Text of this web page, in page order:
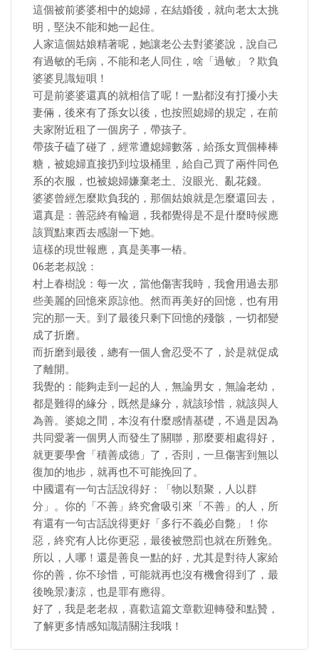
這個被前婆婆相中的媳婦，在結婚後，就向老太太挑
明，堅決不能和她一起住。
人家這個姑娘精著呢，她讓老公去對婆婆說，說自己
有過敏的毛病，不能和老人同住，啥「過敏」？欺負
婆婆見識短唄！
可是前婆婆還真的就相信了呢！一點都沒有打擾小夫
妻倆，後來有了孫女以後，也按照媳婦的規定，在前
夫家附近租了一個房子，帶孩子。
帶孩子磕了碰了，經常遭媳婦數落，給孫女買個棒棒
糖，被媳婦直接扔到垃圾桶里，給自己買了兩件同色
系的衣服，也被媳婦嫌棄老土、沒眼光、亂花錢。
婆婆曾經怎麼欺負我的，那個姑娘就是怎麼還回去，
還真是：善惡終有輪迴，我都覺得是不是什麼時候應
該買點東西去感謝一下她。
這樣的現世報應，真是美事一樁。
06老老叔說：
村上春樹說：每一次，當他傷害我時，我會用過去那
些美麗的回憶來原諒他。然而再美好的回憶，也有用
完的那一天。到了最後只剩下回憶的殘骸，一切都變
成了折磨。
而折磨到最後，總有一個人會忍受不了，於是就促成
了離開。
我覺的：能夠走到一起的人，無論男女，無論老幼，
都是難得的緣分，既然是緣分，就該珍惜，就該與人
為善。婆媳之間，本沒有什麼感情基礎，不過是因為
共同愛著一個男人而發生了關聯，那麼要相處得好，
就更要學會「積善成德」了，否則，一旦傷害到無以
復加的地步，就再也不可能挽回了。
中國還有一句古話說得好：「物以類聚，人以群
分」。你的「不善」終究會吸引來「不善」的人，所
有還有一句古話說得更好「多行不義必自斃」！你
惡，終究有人比你更惡，最後被懲罰也就在所難免。
所以，人哪！還是善良一點的好，尤其是對待人家給
你的善，你不珍惜，可能就再也沒有機會得到了，最
後晚景凄涼，也是罪有應得。
好了，我是老老叔，喜歡這篇文章歡迎轉發和點贊，
了解更多情感知識請關注我哦！